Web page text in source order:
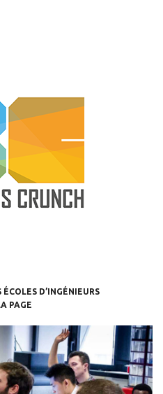
D’INGÉNIEURS
PAGE